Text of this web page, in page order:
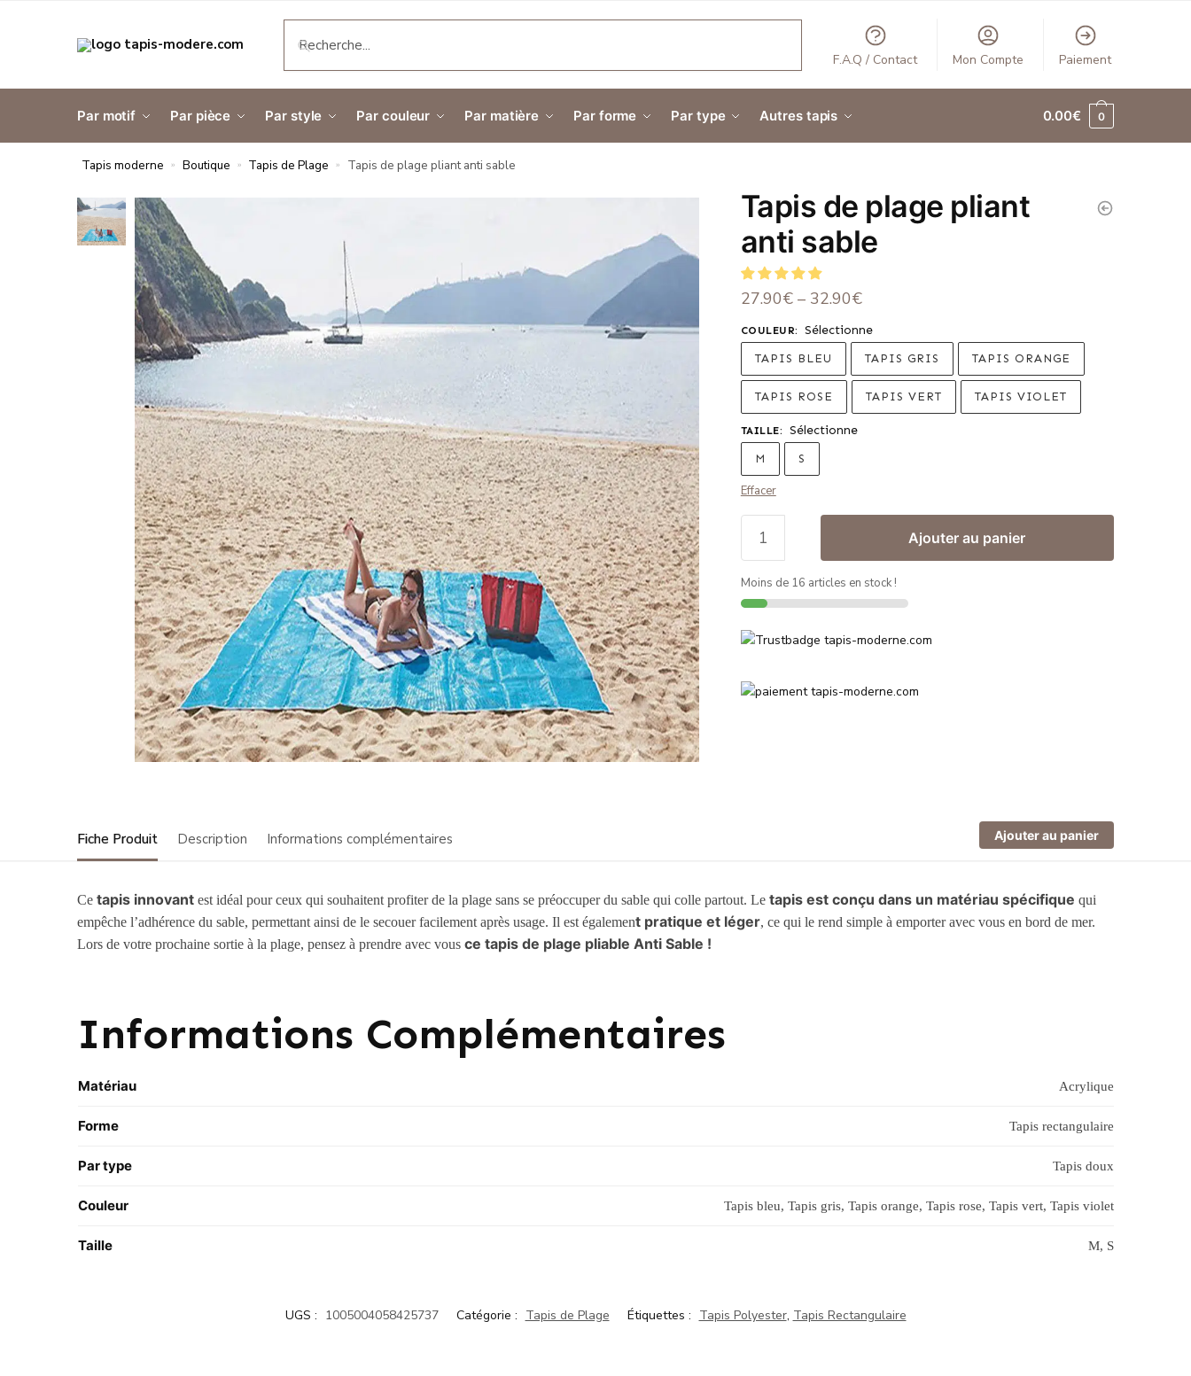
RECHERCHE
F.A.Q / Contact Mon Compte Paiement
Par motif Par pièce Par style Par couleur Par matière Par forme Par type Autres tapis 0.00€ 0
Tapis moderne » Boutique » Tapis de Plage » Tapis de plage pliant anti sable
Tapis de plage pliant
anti sable
27.90€– 32.90€
COULEUR: Sélectionne
TAPIS BLEU TAPIS GRIS TAPIS ORANGE
TAPIS ROSE TAPIS VERT TAPIS VIOLET
TAILLE: Sélectionne
M S
Effacer
Ajouter au panier
Moins de 16 articles en stock !
Fiche Produit Description Informations complémentaires Ajouter au panier
Cetapis innovant est idéal pour ceux qui souhaitent profiter de la plage sans se préoccuper du sable qui colle partout. Le tapis est conçu dans un matériau spécifique qui
empêche l’adhérence du sable, permettant ainsi de le secouer facilement après usage. Il est également pratique et léger, ce qui le rend simple à emporter avec vous en bord de mer.
Lors de votre prochaine sortie à la plage, pensez à prendre avec vous ce tapis de plage pliable Anti Sable !
Informations Complémentaires
Matériau Acrylique
Forme Tapis rectangulaire
Par type Tapis doux
Couleur Tapis bleu, Tapis gris, Tapis orange, Tapis rose, Tapis vert, Tapis violet
Taille M, S
UGS : 1005004058425737 Catégorie : Tapis de Plage Étiquettes : Tapis Polyester, Tapis Rectangulaire